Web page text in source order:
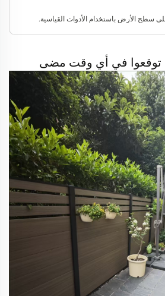
سطح الأرض باستخدام الأدوات القياسية.
توقعوا في أي وقت مضى